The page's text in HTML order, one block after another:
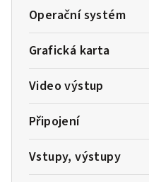
Operační systém
Grafická karta
Video výstup
Připojení
Vstupy, výstupy